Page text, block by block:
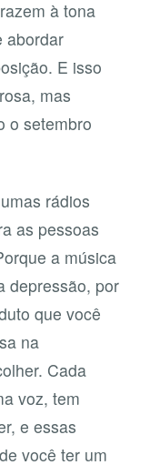
à tona
abordar
E isso
mas
o setembro
rádios
as pessoas
a música
depressão, por
que você
na
Cada
voz, tem
e essas
você ter um